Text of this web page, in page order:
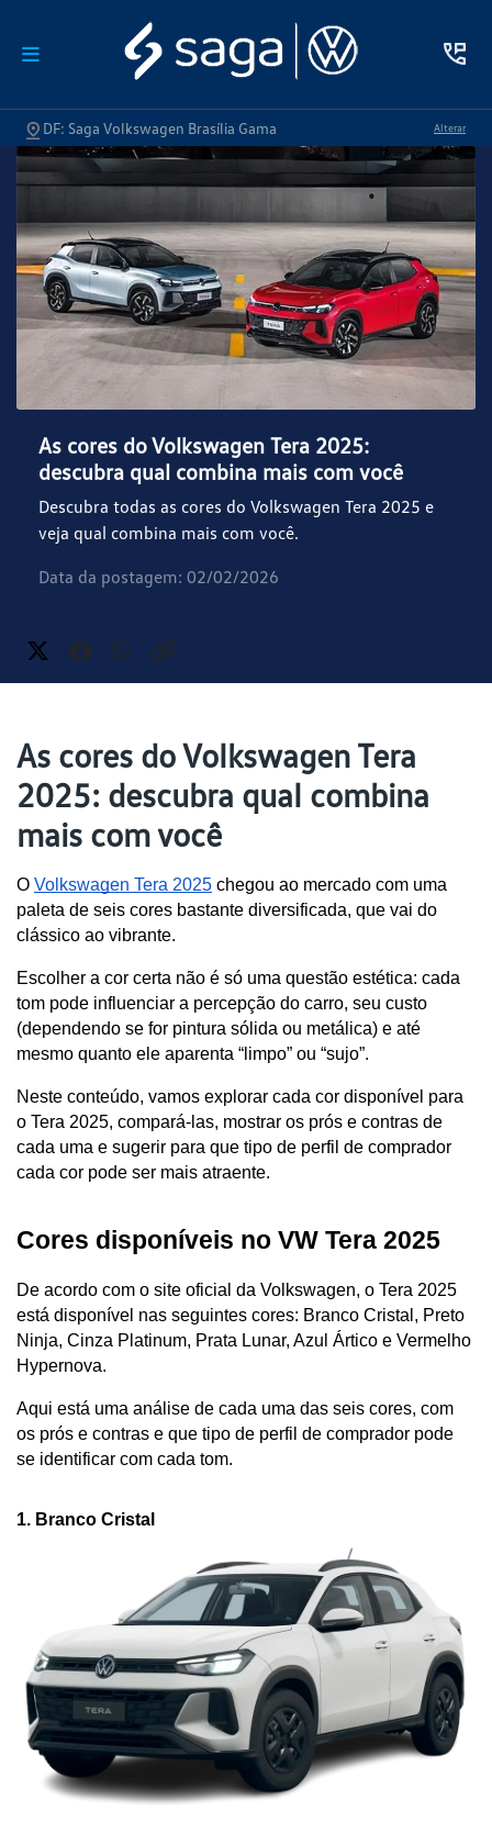
DF: Saga Volkswagen Brasília Gama Alterar
As cores do Volkswagen Tera 2025:
descubra qual combina mais com você
Descubra todas as cores do Volkswagen Tera 2025 e
veja qual combina mais com você.
Data da postagem: 02/02/2026
As cores do Volkswagen Tera
2025: descubra qual combina
mais com você
O Volkswagen Tera 2025 chegou ao mercado com uma
paleta de seis cores bastante diversificada, que vai do
clássico ao vibrante.
Escolher a cor certa não é só uma questão estética: cada
tom pode influenciar a percepção do carro, seu custo
(dependendo se for pintura sólida ou metálica) e até
mesmo quanto ele aparenta “limpo” ou “sujo”.
Neste conteúdo, vamos explorar cada cor disponível para
o Tera 2025, compará-las, mostrar os prós e contras de
cada uma e sugerir para que tipo de perfil de comprador
cada cor pode ser mais atraente.
Cores disponíveis no VW Tera 2025
De acordo com o site oficial da Volkswagen, o Tera 2025
está disponível nas seguintes cores: Branco Cristal, Preto
Ninja, Cinza Platinum, Prata Lunar, Azul Ártico e Vermelho
Hypernova.
Aqui está uma análise de cada uma das seis cores, com
os prós e contras e que tipo de perfil de comprador pode
se identificar com cada tom.
1. Branco Cristal